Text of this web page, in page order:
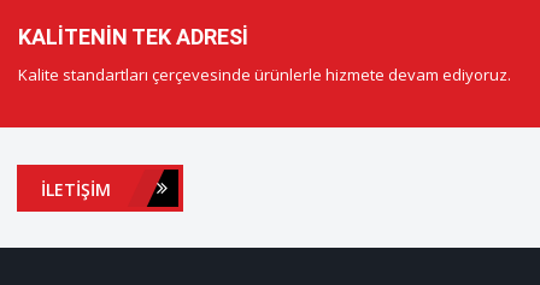
KALITENIN TEK ADRESI
Kalite standartları çerçevesinde ürünlerle hizmete devam ediyoruz.
İLETIŞIM